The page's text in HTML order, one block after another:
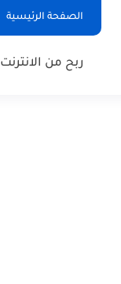
الصفحة الرئيسية
ربح من الانترنت